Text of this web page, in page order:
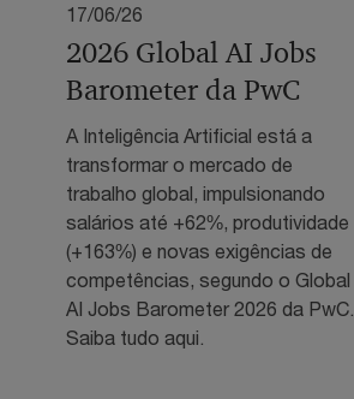
17/06/26
2026 Global AI Jobs
Barometer da PwC
A Inteligência Artificial está a
transformar o mercado de
trabalho global, impulsionando
salários até +62%, produtividade
(+163%) e novas exigências de
competências, segundo o Global
AI Jobs Barometer 2026 da PwC.
Saiba tudo aqui.